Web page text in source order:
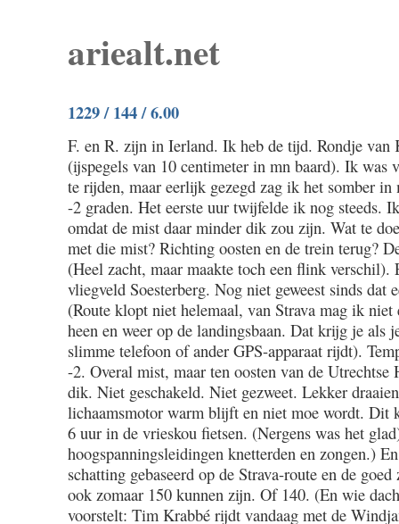
ariealt.net
1229 / 144 / 6.00
F. en R. zijn in Ierland. Ik heb de tijd. Rondje van
(ijspegels van 10 centimeter in mn baard). Ik was
te rijden, maar eerlijk gezegd zag ik het somber
-2 graden. Het eerste uur twijfelde ik nog steeds.
omdat de mist daar minder dik zou zijn. Wat te
met die mist? Richting oosten en de trein terug?
(Heel zacht, maar maakte toch een flink verschil).
vliegveld Soesterberg. Nog niet geweest sinds dat
(Route klopt niet helemaal, van Strava mag ik niet
heen en weer op de landingsbaan. Dat krijg je als
slimme telefoon of ander GPS-apparaat rijdt).
-2. Overal mist, maar ten oosten van de Utrechtse
dik. Niet geschakeld. Niet gezweet. Lekker
lichaamsmotor warm blijft en niet moe wordt. Dit
6 uur in de vrieskou fietsen. (Nergens was het
hoogspanningsleidingen knetterden en zongen.)
schatting gebaseerd op de Strava-route en de
ook zomaar 150 kunnen zijn. Of 140. (En wie
voorstelt: Tim Krabbé rijdt vandaag met de